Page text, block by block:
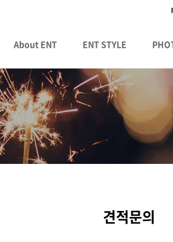
About ENT ENT STYLE
견적문의